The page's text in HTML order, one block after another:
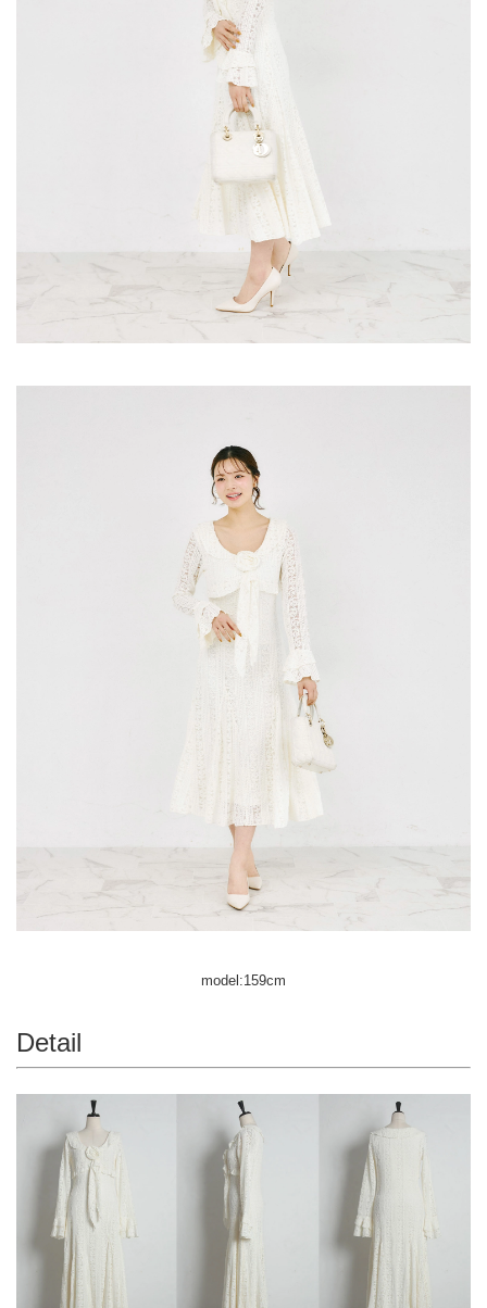
model:159cm
Detail